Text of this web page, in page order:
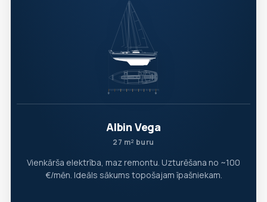
Albin Vega
27 m² buru
Vienkārša elektrība, maz remontu. Uzturēšana no ~100
€/mēn. Ideāls sākums topošajam īpašniekam.